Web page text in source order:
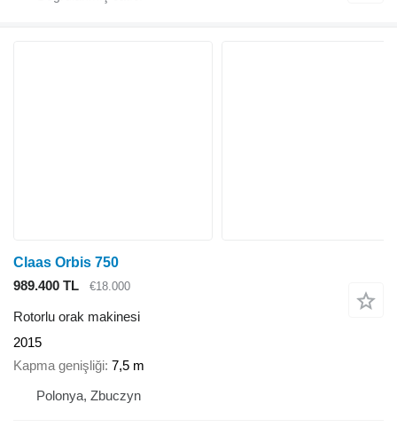
Claas Orbis 750
989.400 TL
€18.000
Rotorlu orak makinesi
2015
Kapma genişliği 7,5 m
Polonya, Zbuczyn